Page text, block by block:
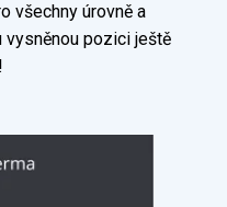
všechny úrovně a
pozici ještě